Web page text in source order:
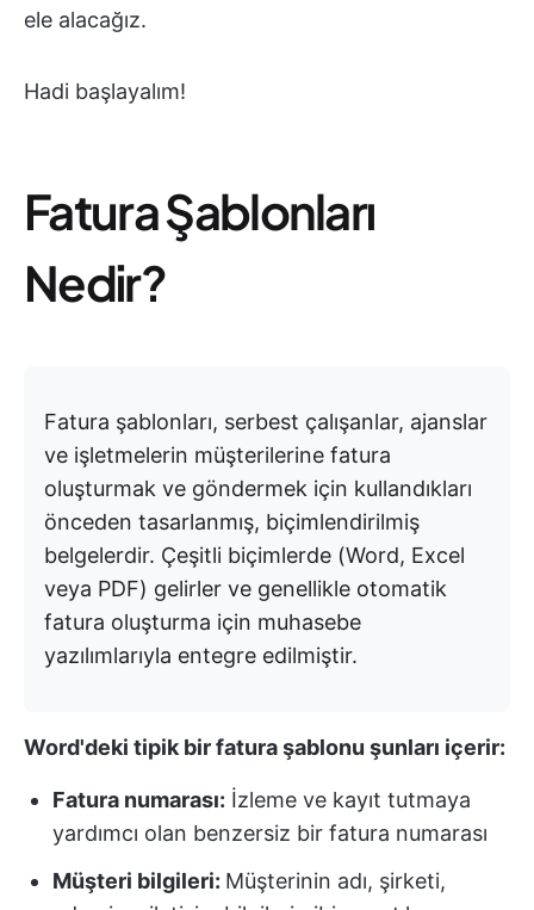
ele alacağız.
Hadi başlayalım!
Fatura Şablonları
Nedir?
Fatura şablonları, serbest çalışanlar, ajanslar
ve işletmelerin müşterilerine fatura
oluşturmak ve göndermek için kullandıkları
önceden tasarlanmış, biçimlendirilmiş
belgelerdir. Çeşitli biçimlerde (Word, Excel
veya PDF) gelirler ve genellikle otomatik
fatura oluşturma için muhasebe
yazılımlarıyla entegre edilmiştir.
Word'deki tipik bir fatura şablonu şunları içerir:
Fatura numarası: İzleme ve kayıt tutmaya
yardımcı olan benzersiz bir fatura numarası
Müşteri bilgileri: Müşterinin adı, şirketi,